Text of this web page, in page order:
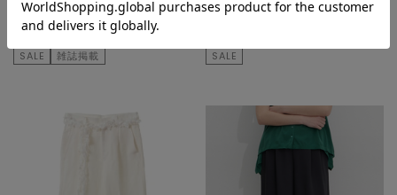
¥35,200 50% OFF
¥17,600
SALE 雑誌掲載
¥30,800 70% OFF
SALE